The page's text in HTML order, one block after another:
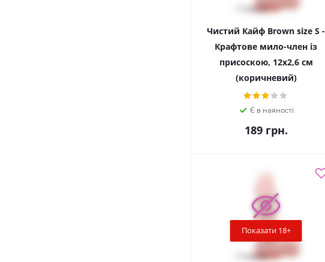
Чистий Кайф Brown size S -
Крафтове мило-член із
присоскою, 12х2,6 см
(коричневий)
Є в наяності
189грн.
Показати 18+